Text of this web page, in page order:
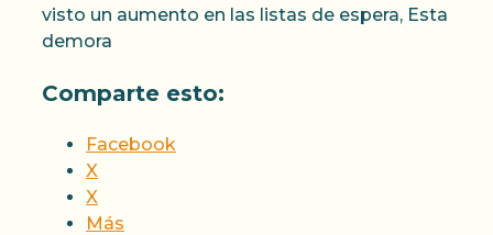
visto un aumento en las listas de espera, Esta
demora
Comparte esto:
Facebook
X
X
Más